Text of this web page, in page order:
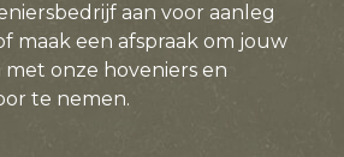
aan voor aanleg
maak een afspraak om jouw
onze hoveniers en
te nemen.